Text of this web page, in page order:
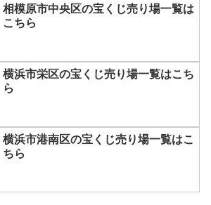
相模原市中央区の宝くじ売り場一覧は
こちら
横浜市栄区の宝くじ売り場一覧はこち
ら
横浜市港南区の宝くじ売り場一覧はこ
ちら